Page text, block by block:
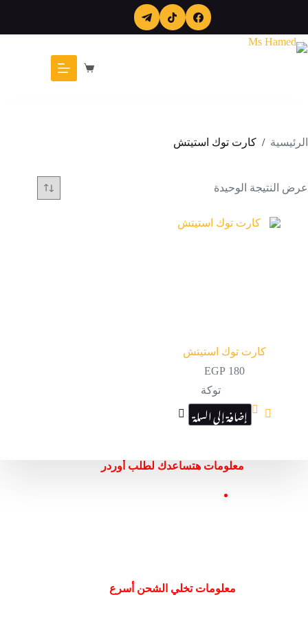
عربة
التسوق
الرئيسية / كارت توك استيتش
عرض النتيجة الوحيدة
كارت توك استيتش
EGP 180
توكة
إضافة إلى السلة
معلومات هتساعدك لطلب أوردر
معلومات تخلي الشحن أسرع